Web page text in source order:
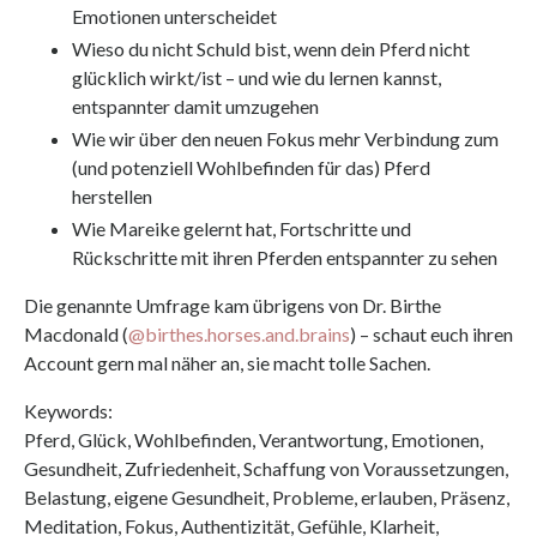
Emotionen unterscheidet
⁠Wieso du nicht Schuld bist, wenn dein Pferd nicht
glücklich wirkt/ist – und wie du lernen kannst,
entspannter damit umzugehen
⁠Wie wir über den neuen Fokus mehr Verbindung zum
(und potenziell Wohlbefinden für das) Pferd
herstellen
Wie Mareike gelernt hat, Fortschritte und
Rückschritte mit ihren Pferden entspannter zu sehen
Die genannte Umfrage kam übrigens von Dr. Birthe
Macdonald (@birthes.horses.and.brains) – schaut euch ihren
Account gern mal näher an, sie macht tolle Sachen.
Keywords:
Pferd, Glück, Wohlbefinden, Verantwortung, Emotionen,
Gesundheit, Zufriedenheit, Schaffung von Voraussetzungen,
Belastung, eigene Gesundheit, Probleme, erlauben, Präsenz,
Meditation, Fokus, Authentizität, Gefühle, Klarheit,